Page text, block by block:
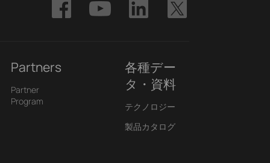
Partners
Partner
Program
各種デー
タ・資料
テクノロジー
製品カタログ